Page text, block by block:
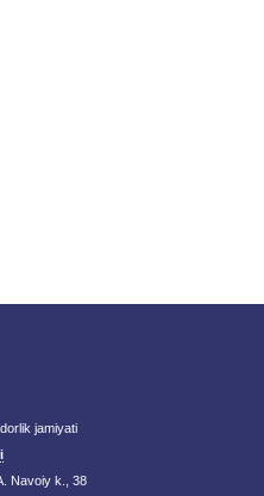
jamiyati
Navoiy k., 38